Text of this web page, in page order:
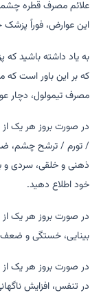
علائم مصرف قطره
این عوارض، فوراً پزشک
به یاد داشته باشید که
که بر این باور است که
مصرف تیمولول، دچار
در صورت بروز هر یک از
/ تورم / ترشح چشم،
ذهنی و خلقی، سردی و
خود اطلاع دهید.
در صورت بروز هر یک از
بینایی، خستگی و ضعف
در صورت بروز هر یک از
در تنفس، افزایش